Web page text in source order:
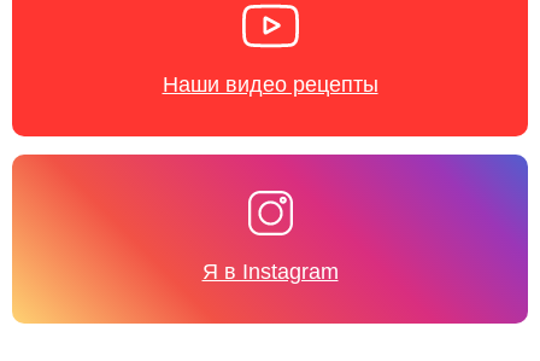
Наши видео рецепты
Я в Instagram